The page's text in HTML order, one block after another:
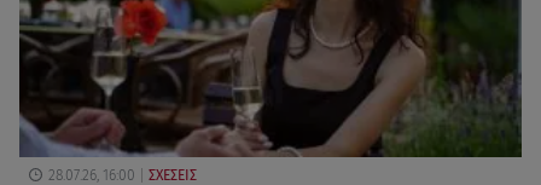
28.07.26, 16:00 ΣΧΕΣΕΙΣ